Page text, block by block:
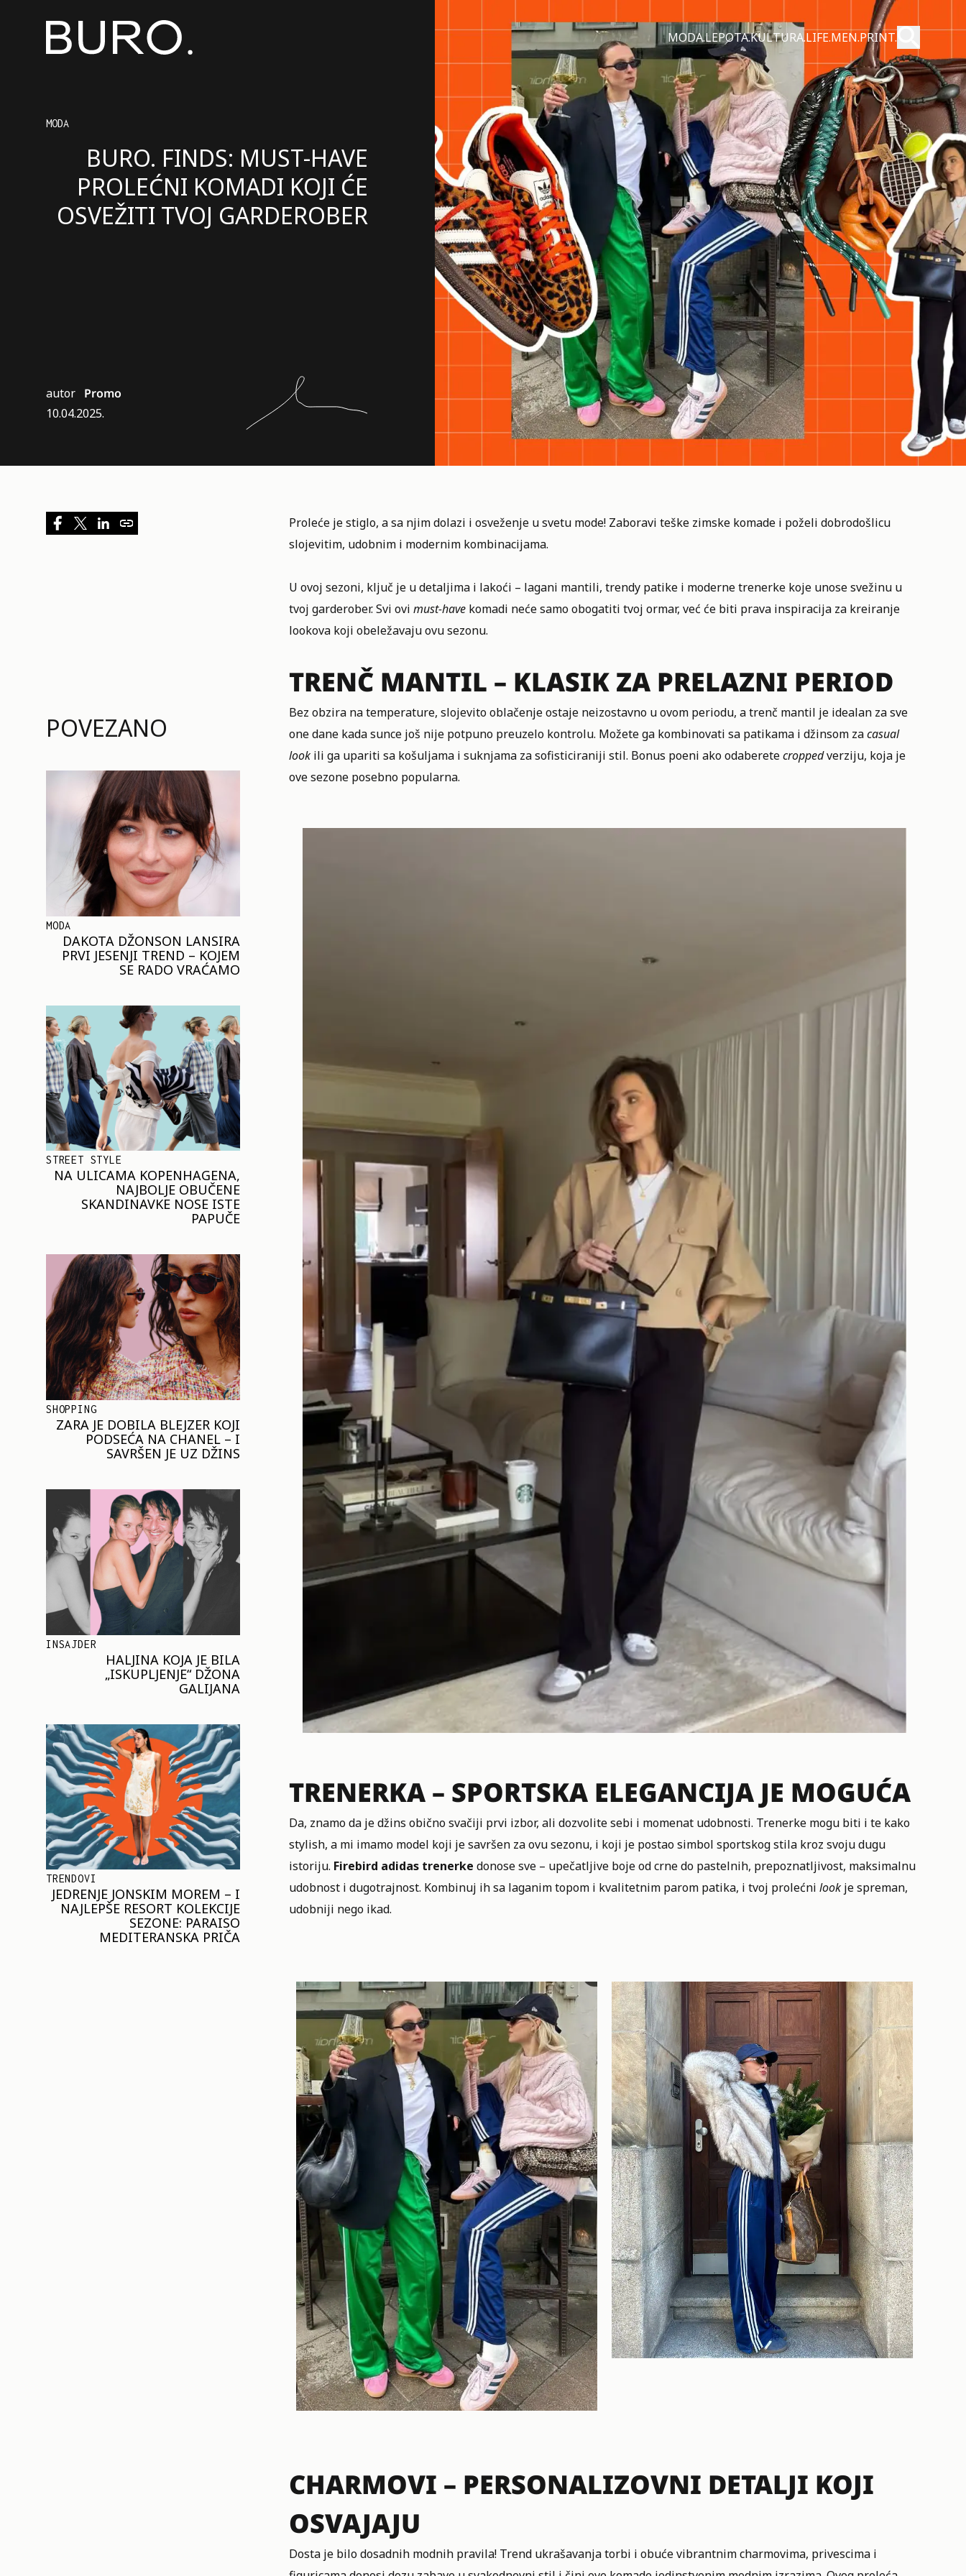
MODA.LEPOTA.KULTURA.LIFE.MEN.PRINT. Pretraži
Pošalji
MODA
BURO. FINDS: MUST-HAVE
PROLEĆNI KOMADI KOJI ĆE
OSVEŽITI TVOJ GARDEROBER
autor Promo
10.04.2025.
POVEZANO
MODA
DAKOTA DŽONSON LANSIRA
PRVI JESENJI TREND – KOJEM
SE RADO VRAĆAMO
STREET STYLE
NA ULICAMA KOPENHAGENA,
NAJBOLJE OBUČENE
SKANDINAVKE NOSE ISTE
PAPUČE
SHOPPING
ZARA JE DOBILA BLEJZER KOJI
PODSEĆA NA CHANEL – I
SAVRŠEN JE UZ DŽINS
INSAJDER
HALJINA KOJA JE BILA
„ISKUPLJENJE“ DŽONA
GALIJANA
TRENDOVI
JEDRENJE JONSKIM MOREM – I
NAJLEPŠE RESORT KOLEKCIJE
SEZONE: PARAISO
MEDITERANSKA PRIČA
Proleće je stiglo, a sa njim dolazi i osveženje u svetu mode! Zaboravi teške zimske komade i poželi dobrodošlicu
slojevitim, udobnim i modernim kombinacijama.
U ovoj sezoni, ključ je u detaljima i lakoći – lagani mantili, trendy patike i moderne trenerke koje unose svežinu u
tvoj garderober. Svi ovi must-have komadi neće samo obogatiti tvoj ormar, već će biti prava inspiracija za kreiranje
lookova koji obeležavaju ovu sezonu.
TRENČ MANTIL – KLASIK ZA PRELAZNI PERIOD
Bez obzira na temperature, slojevito oblačenje ostaje neizostavno u ovom periodu, a trenč mantil je idealan za sve
one dane kada sunce još nije potpuno preuzelo kontrolu. Možete ga kombinovati sa patikama i džinsom zacasual
lookili ga upariti sa košuljama i suknjama za sofisticiraniji stil. Bonus poeni ako odaberetecroppedverziju, koja je
ove sezone posebno popularna.
TRENERKA – SPORTSKA ELEGANCIJA JE MOGUĆA
Da, znamo da je džins obično svačiji prvi izbor, ali dozvolite sebi i momenat udobnosti. Trenerke mogu biti i te kako
stylish, a mi imamo model koji je savršen za ovu sezonu, i koji je postao simbol sportskog stila kroz svoju dugu
istoriju. Firebird adidas trenerke donose sve – upečatljive boje od crne do pastelnih, prepoznatljivost, maksimalnu
udobnost i dugotrajnost. Kombinuj ih sa laganim topom i kvalitetnim parom patika, i tvoj prolećni lookje spreman,
udobniji nego ikad.
CHARMOVI – PERSONALIZOVNI DETALJI KOJI
OSVAJAJU
Dosta je bilo dosadnih modnih pravila! Trend ukrašavanja torbi i obuće vibrantnim charmovima, privescima i